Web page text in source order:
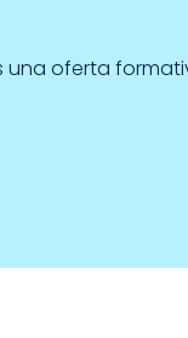
una oferta